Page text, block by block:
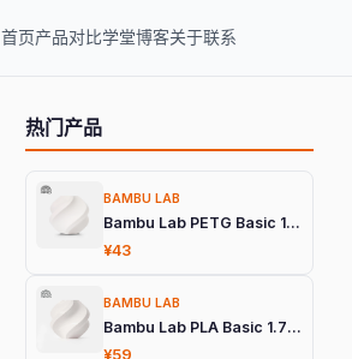
首页产品对比学堂博客关于联系
热门产品
BAMBU LAB
Bambu Lab PETG Basic 1.75mm 3D打印耗材
¥43
BAMBU LAB
Bambu Lab PLA Basic 1.75mm 3D打印耗材
¥59